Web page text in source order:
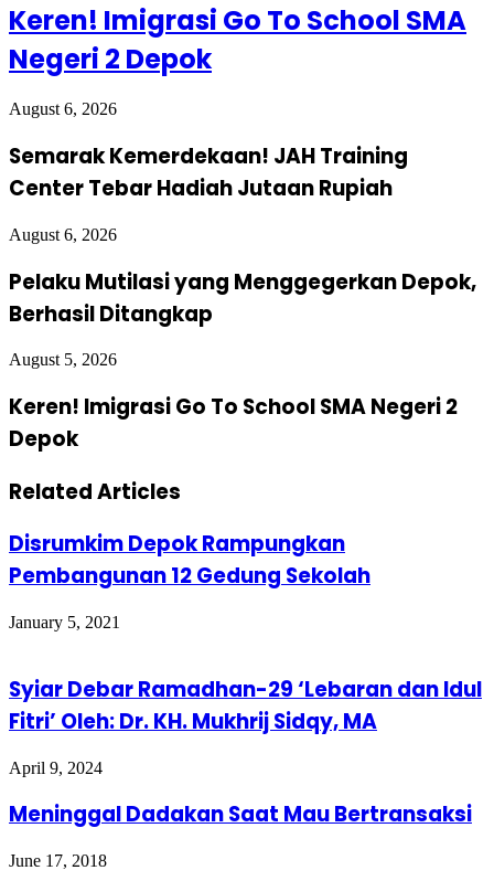
Keren! Imigrasi Go To School SMA
Negeri 2 Depok
August 6, 2026
Semarak Kemerdekaan! JAH Training
Center Tebar Hadiah Jutaan Rupiah
August 6, 2026
Pelaku Mutilasi yang Menggegerkan Depok,
Berhasil Ditangkap
August 5, 2026
Keren! Imigrasi Go To School SMA Negeri 2
Depok
Related Articles
Disrumkim Depok Rampungkan
Pembangunan 12 Gedung Sekolah
January 5, 2021
Syiar Debar Ramadhan-29 ‘Lebaran dan Idul
Fitri’ Oleh: Dr. KH. Mukhrij Sidqy, MA
April 9, 2024
Meninggal Dadakan Saat Mau Bertransaksi
June 17, 2018